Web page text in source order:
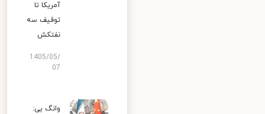
آمریکا تا
توقیف سه
نفتکش
1405/05/
07
وانگ یی: